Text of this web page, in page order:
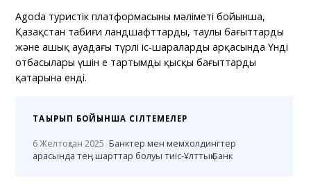
Agoda туристік платформасының мәліметі бойынша,
Қазақстан табиғи ландшафттардың, таулы бағыттардың
және ашық ауадағы түрлі іс-шаралардың арқасында Үнді
отбасылары үшін ең тартымды қысқы бағыттардың
қатарына енді.
ТАҚЫРЫП БОЙЫНША СІЛТЕМЕЛЕР
6 Желтоқсан 2025 Банктер мен мемхолдингтер
арасында тең шарттар болуы тиіс-Ұлттық Банк